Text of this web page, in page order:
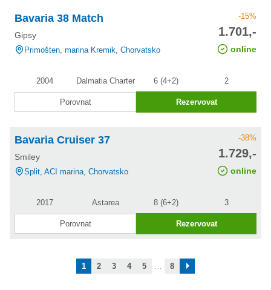
Bavaria 38 Match
Gipsy
Primošten, marina Kremik, Chorvatsko
2004 Dalmatia Charter 6 (4+2) 2
cena po
slevě
-15%
1.701,-
online
Porovnat Rezervovat
Bavaria Cruiser 37
Smiley
Split, ACI marina, Chorvatsko
2017 Astarea 8 (6+2) 3
cena po
slevě
-38%
1.729,-
online
Porovnat Rezervovat
1 2 3 4 5 8